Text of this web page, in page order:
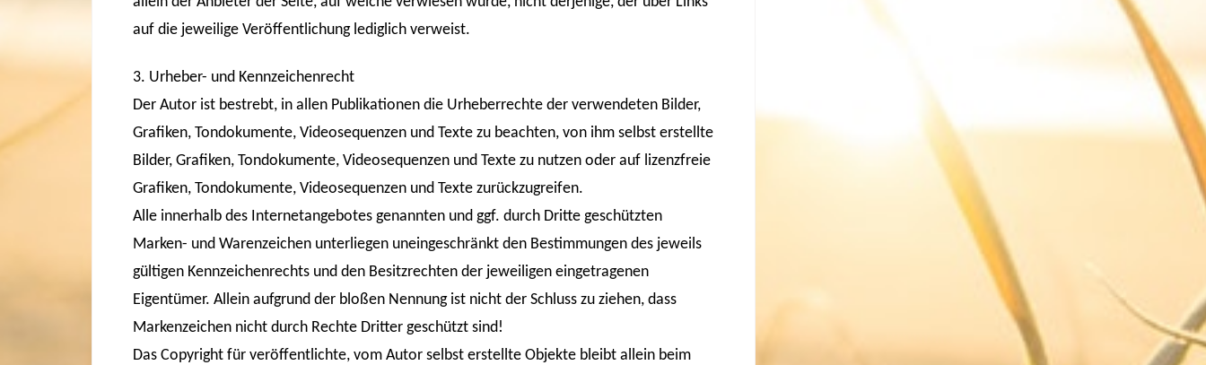
auf die jeweilige Veröffentlichung lediglich verweist.
3. Urheber- und Kennzeichenrecht
Der Autor ist bestrebt, in allen Publikationen die Urheberrechte der verwendeten Bilder,
Grafiken, Tondokumente, Videosequenzen und Texte zu beachten, von ihm selbst erstellte
Bilder, Grafiken, Tondokumente, Videosequenzen und Texte zu nutzen oder auf lizenzfreie
Grafiken, Tondokumente, Videosequenzen und Texte zurückzugreifen.
Alle innerhalb des Internetangebotes genannten und ggf. durch Dritte geschützten
Marken- und Warenzeichen unterliegen uneingeschränkt den Bestimmungen des jeweils
gültigen Kennzeichenrechts und den Besitzrechten der jeweiligen eingetragenen
Eigentümer. Allein aufgrund der bloßen Nennung ist nicht der Schluss zu ziehen, dass
Markenzeichen nicht durch Rechte Dritter geschützt sind!
Das Copyright für veröffentlichte, vom Autor selbst erstellte Objekte bleibt allein beim